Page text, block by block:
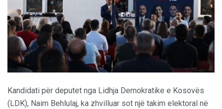
Kandidati për deputet nga Lidhja Demokratike e Kosovës
(LDK), Naim Behlulaj, ka zhvilluar sot një takim elektoral në